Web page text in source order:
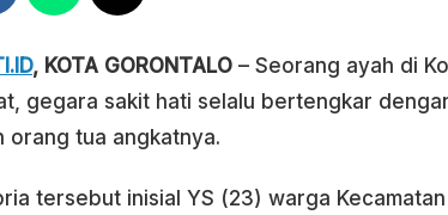
, KOTA GORONTALO – Seorang ayah di
gegara sakit hati selalu bertengkar
orang tua angkatnya.
tersebut inisial YS (23) warga